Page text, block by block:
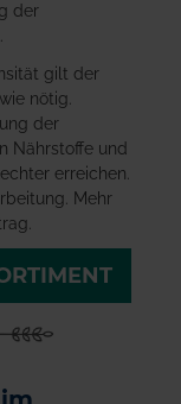
der
gilt der
nötig.
der
Nährstoffe und
erreichen.
Mehr